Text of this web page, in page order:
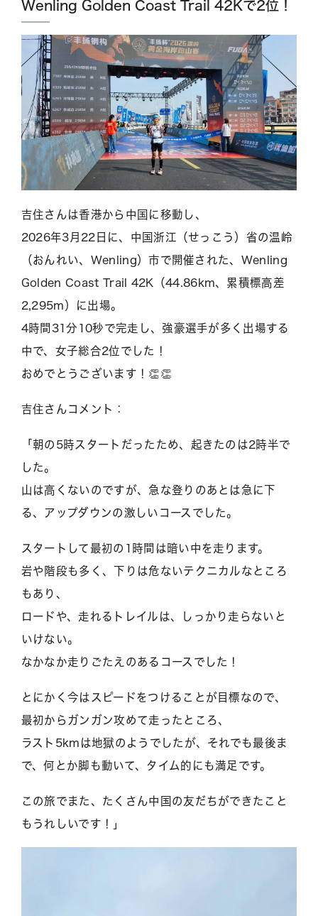
Wenling Golden Coast Trail 42Kで2位！
吉住さんは香港から中国に移動し、
2026年3月22日に、中国浙江（せっこう）省の温岭
（おんれい、Wenling）市で開催された、Wenling
Golden Coast Trail 42K（44.86km、累積標高差
2,295m）に出場。
4時間31分10秒で完走し、強豪選手が多く出場する
中で、女子総合2位でした！
おめでとうございます！👏👏
吉住さんコメント：
「朝の5時スタートだったため、起きたのは2時半で
した。
山は高くないのですが、急な登りのあとは急に下
る、アップダウンの激しいコースでした。
スタートして最初の1時間は暗い中を走ります。
岩や階段も多く、下りは危ないテクニカルなところ
もあり、
ロードや、走れるトレイルは、しっかり走らないと
いけない。
なかなか走りごたえのあるコースでした！
とにかく今はスピードをつけることが目標なので、
最初からガンガン攻めて走ったところ、
ラスト5kmは地獄のようでしたが、それでも最後ま
で、何とか脚も動いて、タイム的にも満足です。
この旅でまた、たくさん中国の友だちができたこと
もうれしいです！」